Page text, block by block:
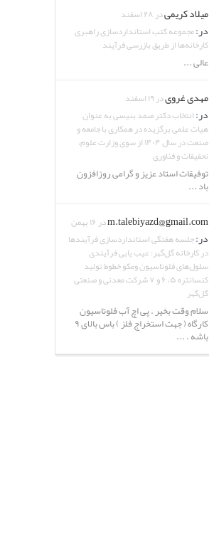
میلاد کریمیدر ۲۸ اسفند
در:مجموعه کتب استانداردسازی راهبری
کارخانه‌ها از طریق بازرسی فرآیند
عالی ...
مهدی غرویدر ۱۹ اسفند
در:انتخاب دکتر صمد بنیسی به عنوان
هیات علمی برگزیده در همکاری با جامعه و
صنعت در سال ۱۴۰۴ از سوی وزارت علوم،
تحقیقات و فناوری
توفیقات استاد عزیز و گرامی روزافزون
باد ...
m.talebiyazd@gmail.comدر ۱۶ بهمن
در:جلسه هفتگی استانداردسازی فرآیندها
در کارخانه گل‌گهر: عیب یابی فرآیندی
سلول‌های فلوتاسیون ومکو خطوط تولید
کنسانتره ۵، ۶ و ۷ شرکت معدنی و صنعتی
گل‌گهر
سلام وقت بخیر . پی اچ آب فلوتاسیون
کارگاه ( جهت استخراج فلز ) باس بالای ۹
باشه . ...